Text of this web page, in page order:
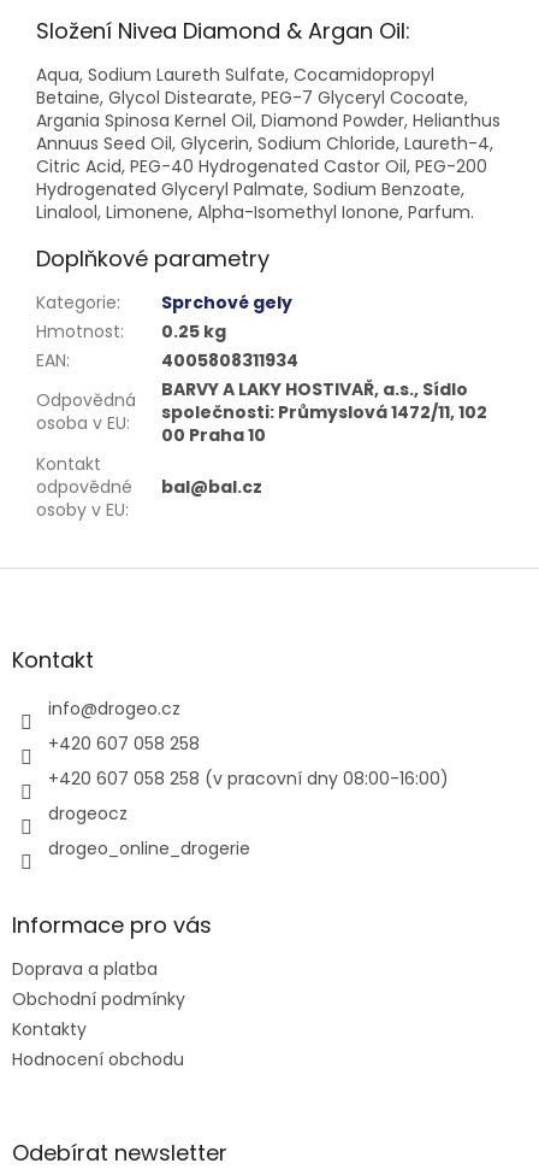
Složení Nivea Diamond & Argan Oil:
Aqua, Sodium Laureth Sulfate, Cocamidopropyl
Betaine, Glycol Distearate, PEG-7 Glyceryl Cocoate,
Argania Spinosa Kernel Oil, Diamond Powder, Helianthus
Annuus Seed Oil, Glycerin, Sodium Chloride, Laureth-4,
Citric Acid, PEG-40 Hydrogenated Castor Oil, PEG-200
Hydrogenated Glyceryl Palmate, Sodium Benzoate,
Linalool, Limonene, Alpha-Isomethyl Ionone, Parfum.
Doplňkové parametry
Kategorie:
Sprchové gely
Hmotnost:
0.25 kg
EAN:
4005808311934
Odpovědná
osoba v EU:
BARVY A LAKY HOSTIVAŘ, a.s., Sídlo
společnosti: Průmyslová 1472/11, 102
00 Praha 10
Kontakt
odpovědné
osoby v EU:
bal@bal.cz
Z
aKontakt
info@drogeo.cz
+420 607 058 258
+420 607 058 258 (v pracovní dny 08:00-16:00)
drogeocz
drogeo_online_drogerie
Informace pro vás
Doprava a platba
Obchodní podmínky
Kontakty
Hodnocení obchodu
Odebírat newsletter